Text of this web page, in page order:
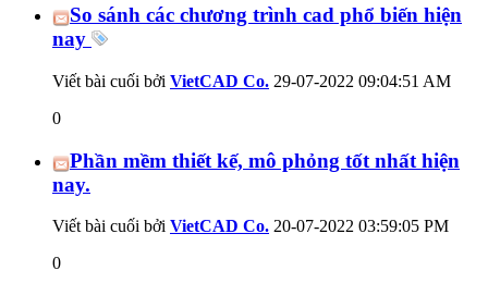
So sánh các chương trình cad phổ biến hiện
nay
Viết bài cuối bởi VietCAD Co. 29-07-2022 09:04:51 AM
0
Phần mềm thiết kế, mô phỏng tốt nhất hiện
nay.
Viết bài cuối bởi VietCAD Co. 20-07-2022 03:59:05 PM
0